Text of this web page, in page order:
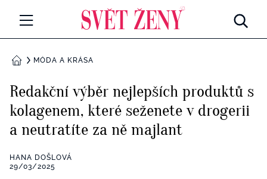
Všechny kategorie
Rozhovory
RETROHUBKY
Všechny kategorie
DOMŮMÓDA A KRÁSA
Redakční výběr nejlepších produktů s
kolagenem, které seženete v drogerii
a neutratíte za ně majlant
HANA DOŠLOVÁ
29/03/2025